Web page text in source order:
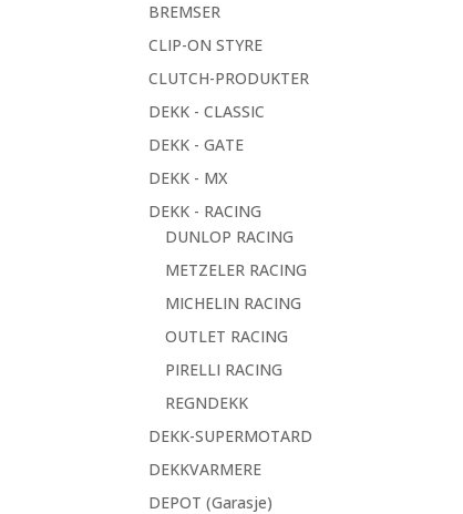
BREMSER
CLIP-ON STYRE
CLUTCH-PRODUKTER
DEKK - CLASSIC
DEKK - GATE
DEKK - MX
DEKK - RACING
DUNLOP RACING
METZELER RACING
MICHELIN RACING
OUTLET RACING
PIRELLI RACING
REGNDEKK
DEKK-SUPERMOTARD
DEKKVARMERE
DEPOT (Garasje)